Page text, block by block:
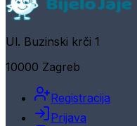
Ul. Buzinski krči 1
10000 Zagreb
Registracija
Prijava